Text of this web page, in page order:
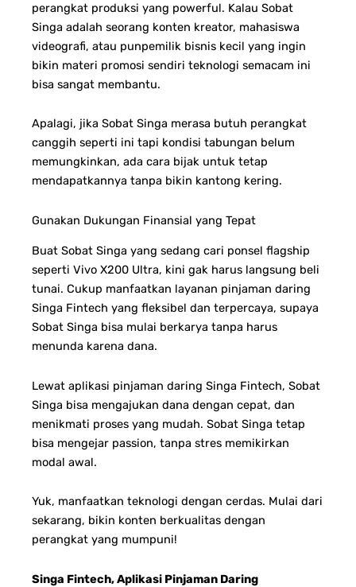
perangkat produksi yang powerful. Kalau Sobat
Singa adalah seorang konten kreator, mahasiswa
videografi, atau punpemilik bisnis kecil yang ingin
bikin materi promosi sendiri teknologi semacam ini
bisa sangat membantu.
Apalagi, jika Sobat Singa merasa butuh perangkat
canggih seperti ini tapi kondisi tabungan belum
memungkinkan, ada cara bijak untuk tetap
mendapatkannya tanpa bikin kantong kering.
Gunakan Dukungan Finansial yang Tepat
Buat Sobat Singa yang sedang cari ponsel flagship
seperti Vivo X200 Ultra, kini gak harus langsung beli
tunai. Cukup manfaatkan layanan pinjaman daring
Singa Fintech yang fleksibel dan terpercaya, supaya
Sobat Singa bisa mulai berkarya tanpa harus
menunda karena dana.
Lewat aplikasi pinjaman daring Singa Fintech, Sobat
Singa bisa mengajukan dana dengan cepat, dan
menikmati proses yang mudah. Sobat Singa tetap
bisa mengejar passion, tanpa stres memikirkan
modal awal.
Yuk, manfaatkan teknologi dengan cerdas. Mulai dari
sekarang, bikin konten berkualitas dengan
perangkat yang mumpuni!
Singa Fintech, Aplikasi Pinjaman Daring